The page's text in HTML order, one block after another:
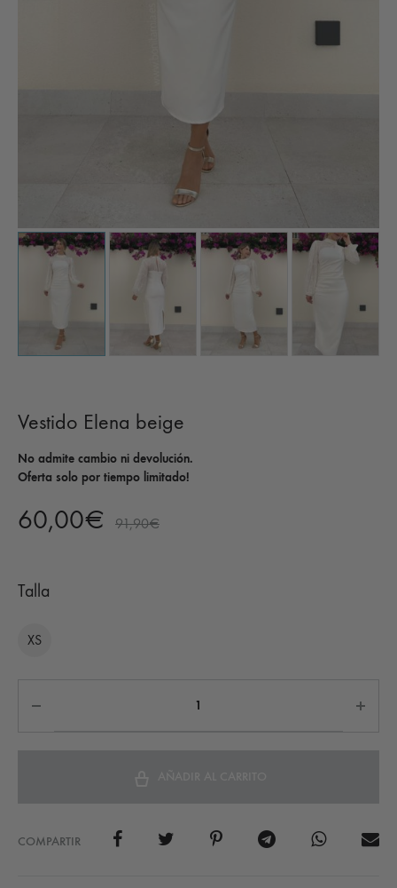
Vestido Elena beige
No admite cambio ni devolución.
Oferta solo por tiempo limitado!
60,00€ 91,90€
Talla
XS
COMPARTIR